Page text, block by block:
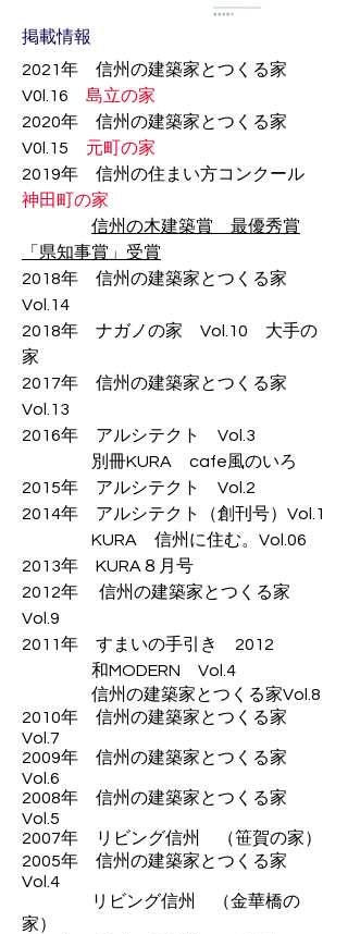
掲載情報
2021年 信州の建築家とつくる家
V0l.16 島立の家
2020年 信州の建築家とつくる家
V0l.15 元町の家
2019年 信州の住まい方コンクール
神田町の家
信州の木建築賞 最優秀賞
「県知事賞」受賞
2018年 信州の建築家とつくる家
Vol.14
2018年 ナガノの家 Vol.10 大手の
家
​2017年 信州の建築家とつくる家
Vol.13
2016年 アルシテクト Vol.3
​​ 別冊KURA cafe風のいろ
2015年 アルシテクト Vol.2
2014年 アルシテクト（創刊号）Vol.1
​ KURA 信州に住む。Vol.06
2013年 KURA８月号
2012年 信州の建築家とつくる家
Vol.9
2011年 すまいの手引き 2012
和MODERN Vol.4
信州の建築家とつくる家Vol.8
2010年 信州の建築家とつくる家
Vol.7
2009年 信州の建築家とつくる家
Vol.6
2008年 信州の建築家とつくる家
Vol.5
2007年 リビング信州 （笹賀の家）
2005年 信州の建築家とつくる家
Vol.4
リビング信州 （金華橋の
家）